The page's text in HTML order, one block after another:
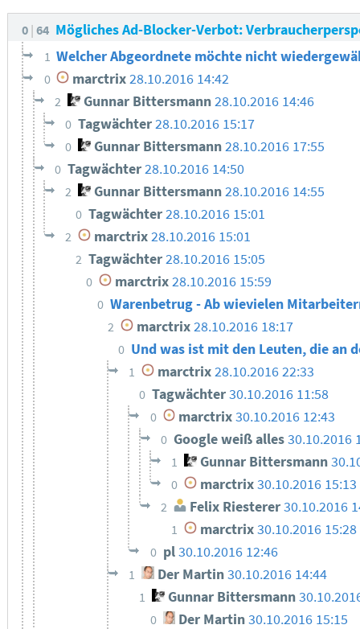
0 64 Mögliches Ad-Blocker-Verbot:
1 Welcher Abgeordnete möchte nicht
0 marctrix28.10.2016 14:42
2 Gunnar Bittersmann 28.10.2016 14:46
0 Tagwächter28.10.2016 15:17
0 Gunnar Bittersmann28.10.2016 17:55
0 Tagwächter28.10.2016 14:50
2 Gunnar Bittersmann28.10.2016 14:55
0 Tagwächter28.10.2016 15:01
2 marctrix28.10.2016 15:01
2 Tagwächter28.10.2016 15:05
0 marctrix28.10.2016 15:59
0 Warenbetrug - Ab wievielen
2 marctrix 28.10.2016 18:17
0 Und was ist mit den Leuten, die an
1 marctrix28.10.2016 22:33
0 Tagwächter30.10.2016 11:58
0 marctrix30.10.2016 12:43
0 Google weiß alles30.10.2016
1 Gunnar Bittersmann
0 marctrix30.10.2016 15:13
2 Felix Riesterer 30.10.2016
1 marctrix30.10.2016 15:28
0 pl30.10.2016 12:46
1 Der Martin30.10.2016 14:44
1 Gunnar Bittersmann
0 Der Martin30.10.2016 15:15